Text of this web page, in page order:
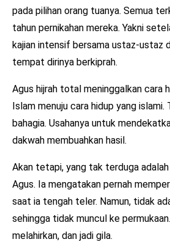
pada pilihan orang tuanya. Semua
tahun pernikahan mereka. Yakni
kajian intensif bersama ustaz-ustaz
tempat dirinya berkiprah.
Agus hijrah total meninggalkan cara
Islam menuju cara hidup yang
bahagia. Usahanya untuk
dakwah membuahkan hasil.
Akan tetapi, yang tak terduga
Agus. Ia mengatakan pernah
saat ia tengah teler. Namun, tidak
sehingga tidak muncul ke
melahirkan, dan jadi gila.